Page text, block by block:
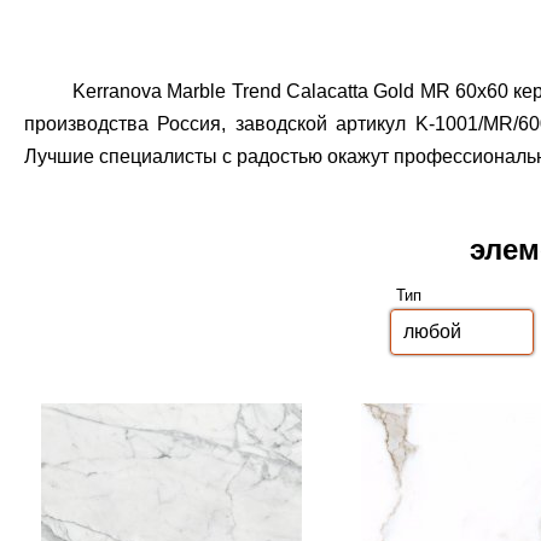
Kerranova Marble Trend Calacatta Gold MR 60x60
производства Россия, заводской артикул K-1001/MR/
Лучшие специалисты с радостью окажут
Тип